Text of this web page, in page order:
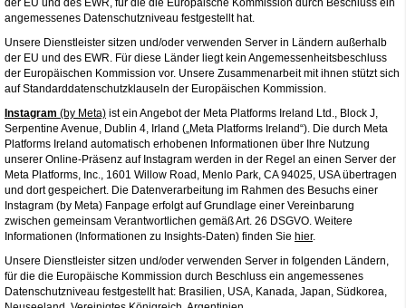
der EU und des EWR, für die die Europäische Kommission durch Beschluss ein
angemessenes Datenschutzniveau festgestellt hat.
Unsere Dienstleister sitzen und/oder verwenden Server in Ländern außerhalb
der EU und des EWR. Für diese Länder liegt kein Angemessenheitsbeschluss
der Europäischen Kommission vor. Unsere Zusammenarbeit mit ihnen stützt sich
auf Standarddatenschutzklauseln der Europäischen Kommission.
Instagram (by Meta) ist ein Angebot der Meta Platforms Ireland Ltd., Block J,
Serpentine Avenue, Dublin 4, Irland („Meta Platforms Ireland“). Die durch Meta
Platforms Ireland automatisch erhobenen Informationen über Ihre Nutzung
unserer Online-Präsenz auf Instagram werden in der Regel an einen Server der
Meta Platforms, Inc., 1601 Willow Road, Menlo Park, CA 94025, USA übertragen
und dort gespeichert. Die Datenverarbeitung im Rahmen des Besuchs einer
Instagram (by Meta) Fanpage erfolgt auf Grundlage einer Vereinbarung
zwischen gemeinsam Verantwortlichen gemäß Art. 26 DSGVO. Weitere
Informationen (Informationen zu Insights-Daten) finden Sie hier.
Unsere Dienstleister sitzen und/oder verwenden Server in folgenden Ländern,
für die die Europäische Kommission durch Beschluss ein angemessenes
Datenschutzniveau festgestellt hat: Brasilien, USA, Kanada, Japan, Südkorea,